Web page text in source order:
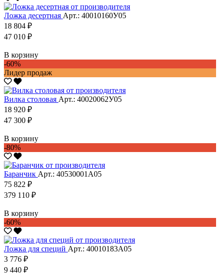
Ложка десертная Арт.: 40010160У05
18 804 ₽
47 010 ₽
В корзину
-60%
Лидер продаж
Вилка столовая Арт.: 40020062У05
18 920 ₽
47 300 ₽
В корзину
-80%
Баранчик Арт.: 40530001А05
75 822 ₽
379 110 ₽
В корзину
-60%
Ложка для специй Арт.: 40010183А05
3 776 ₽
9 440 ₽